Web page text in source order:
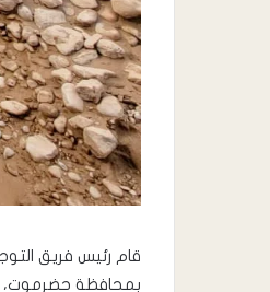
قام رئيس فريق
بمحافظة حضرموت،